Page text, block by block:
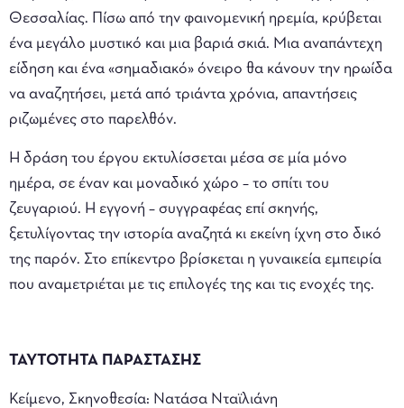
Θεσσαλίας. Πίσω από την φαινομενική ηρεμία, κρύβεται
ένα μεγάλο μυστικό και μια βαριά σκιά. Μια αναπάντεχη
είδηση και ένα «σημαδιακό» όνειρο θα κάνουν την ηρωίδα
να αναζητήσει, μετά από τριάντα χρόνια, απαντήσεις
ριζωμένες στο παρελθόν.
Η δράση του έργου εκτυλίσσεται μέσα σε μία μόνο
ημέρα, σε έναν και μοναδικό χώρο – το σπίτι του
ζευγαριού. Η εγγονή – συγγραφέας επί σκηνής,
ξετυλίγοντας την ιστορία αναζητά κι εκείνη ίχνη στο δικό
της παρόν. Στο επίκεντρο βρίσκεται η γυναικεία εμπειρία
που αναμετριέται με τις επιλογές της και τις ενοχές της.
ΤΑΥΤΟΤΗΤΑ ΠΑΡΑΣΤΑΣΗΣ
Κείμενο, Σκηνοθεσία: Νατάσα Νταϊλιάνη